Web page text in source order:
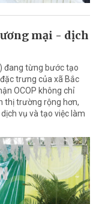
mại - dịch
đang từng bước tạo
trưng của xã Bắc
OCOP không chỉ
thị trường rộng hơn,
vụ và tạo việc làm